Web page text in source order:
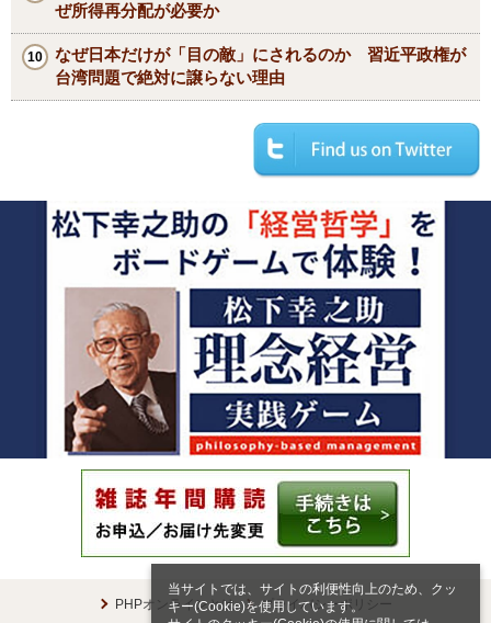
当サイトでは、サイトの利便性向上のため、クッ
キー(Cookie)を使用しています。
ぜ所得再分配が必要か
なぜ日本だけが「目の敵」にされるのか 習近平政権が
台湾問題で絶対に譲らない理由
PHPオンラインとは プライバシーポリシー